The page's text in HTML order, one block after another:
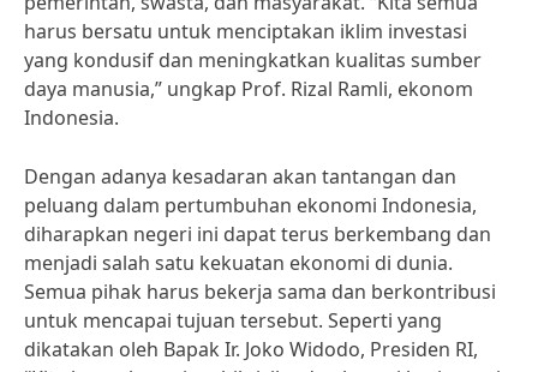
harus bersatu untuk menciptakan iklim investasi
yang kondusif dan meningkatkan kualitas sumber
daya manusia,” ungkap Prof. Rizal Ramli, ekonom
Indonesia.
Dengan adanya kesadaran akan tantangan dan
peluang dalam pertumbuhan ekonomi Indonesia,
diharapkan negeri ini dapat terus berkembang dan
menjadi salah satu kekuatan ekonomi di dunia.
Semua pihak harus bekerja sama dan berkontribusi
untuk mencapai tujuan tersebut. Seperti yang
dikatakan oleh Bapak Ir. Joko Widodo, Presiden RI,